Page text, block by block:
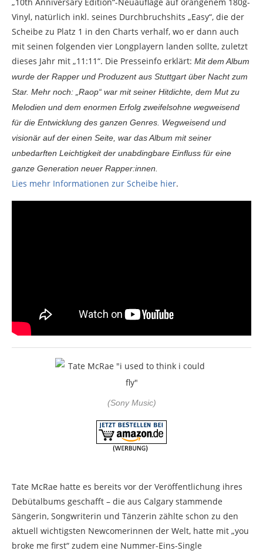
Vinyl, natürlich inkl. seines Durchbruchshits „Easy“, die der
Scheibe zu Platz 1 in den Charts verhalf, wo er dann auch
mit seinen folgenden vier Longplayern landen sollte, zuletzt
dieses Jahr mit „11:11“. Die Presseinfo erklärt: Mit dem Album
wurde der Rapper und Produzent aus Stuttgart über Nacht zum
Star. Mehr noch: „Raop“ war mit seiner Hitdichte, dem Mut zu
Melodien und dem enormen Erfolg zweifelsohne wegweisend
für die Entwicklung des ganzen Genres. Wegweisend und
visionär auf der einen Seite, war das Album mit seiner
unbedarften Leichtigkeit der unabdingbare Einfluss für eine
ganze Generation neuer Rapper:innen.
Lies mehr Informationen zur Scheibe hier.
(Sony Music)
Tate McRae hatte es bereits vor der Veröffentlichung ihres
Debütalbums geschafft – die aus Calgary stammende
Sängerin, Songwriterin und Tänzerin zählte schon zu den
aktuell wichtigsten Newcomerinnen der Welt, hatte mit „you
broke me first“ zudem eine Nummer-Eins-Single